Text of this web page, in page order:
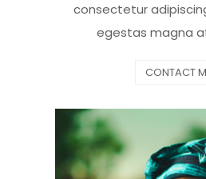
consectetur
egestas magna
CONTACT